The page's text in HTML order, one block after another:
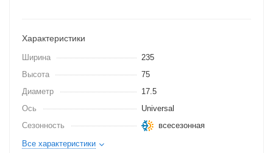
Характеристики
Ширина
235
Высота
75
Диаметр
17.5
Ось
Universal
Сезонность
всесезонная
Все характеристики